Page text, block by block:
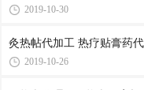
2019-10-30
灸热帖代加工 热疗贴膏药
2019-10-26